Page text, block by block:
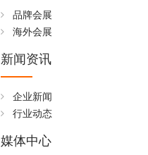
品牌会展
海外会展
新闻资讯
企业新闻
行业动态
媒体中心